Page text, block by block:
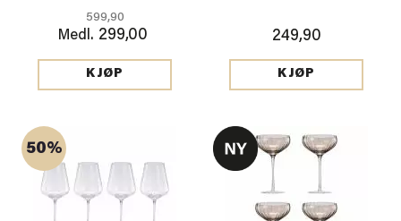
599,90
Medl. 299,00
KJØP
249,90
KJØP
50%